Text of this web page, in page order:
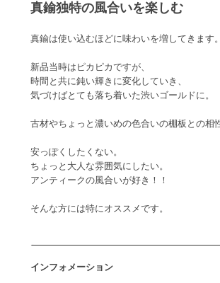
真鍮独特の風合いを楽しむ
真鍮は使い込むほどに味わいを増してきます。
新品当時はピカピカですが、
時間と共に鈍い輝きに変化していき、
気づけばとても落ち着いた渋いゴールドに。
古材やちょっと濃いめの色合いの棚板との相
安っぽくしたくない。
ちょっと大人な雰囲気にしたい。
アンティークの風合いが好き！！
そんな方には特にオススメです。
インフォメーション